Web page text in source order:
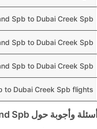
Spb to Dubai Creek Spb
Spb to Dubai Creek Spb
Spb to Dubai Creek Spb
to Dubai Creek Spb flights
أسئلة وأجوبة حول Abu Dhabi Yas Island Spb إلى Dubai Creek Spb الرحلات الجوية